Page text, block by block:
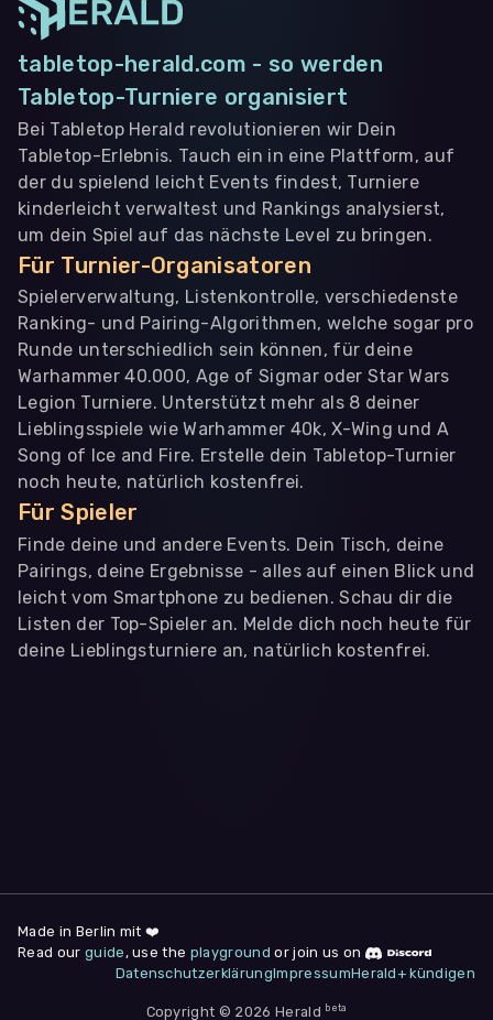
tabletop-herald.com - so werden
Tabletop-Turniere organisiert
Bei Tabletop Herald revolutionieren wir Dein
Tabletop-Erlebnis. Tauch ein in eine Plattform, auf
der du spielend leicht Events findest, Turniere
kinderleicht verwaltest und Rankings analysierst,
um dein Spiel auf das nächste Level zu bringen.
Für Turnier-Organisatoren
Spielerverwaltung, Listenkontrolle, verschiedenste
Ranking- und Pairing-Algorithmen, welche sogar pro
Runde unterschiedlich sein können, für deine
Warhammer 40.000, Age of Sigmar oder Star Wars
Legion Turniere. Unterstützt mehr als 8 deiner
Lieblingsspiele wie Warhammer 40k, X-Wing und A
Song of Ice and Fire. Erstelle dein Tabletop-Turnier
noch heute, natürlich kostenfrei.
Für Spieler
Finde deine und andere Events. Dein Tisch, deine
Pairings, deine Ergebnisse - alles auf einen Blick und
leicht vom Smartphone zu bedienen. Schau dir die
Listen der Top-Spieler an. Melde dich noch heute für
deine Lieblingsturniere an, natürlich kostenfrei.
deine Zustimmung jederzeit unter "
am Seitenende widerrufen.
Nur notwendige
Made in Berlin mit ❤️
Read our guide , use the playground or join us on
DatenschutzerklärungImpressumHerald+ kündigen
Copyright © 2026 Herald beta